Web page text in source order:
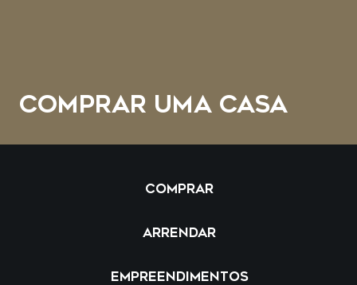
COMPRAR UMA CASA
COMPRAR
ARRENDAR
EMPREENDIMENTOS